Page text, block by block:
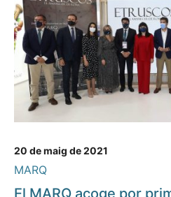
20 de maig de 2021
MARQ